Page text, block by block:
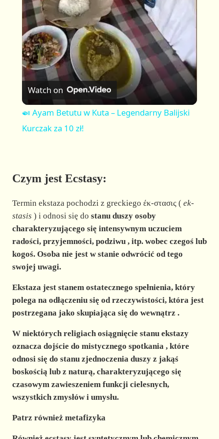
a
y
V
i
o
Watch on
🍛 Ayam Betutu w Kuta – Legendarny Balijski
Kurczak za 10 zł!
Czym jest Ecstasy:
Termin ekstaza pochodzi z greckiego έκ-στασις ( ek-
stasis ) i odnosi się do stanu duszy osoby
charakteryzującego się intensywnym uczuciem
radości, przyjemności, podziwu, itp. wobec czegoś lub
kogoś. Osoba nie jest w stanie odwrócić od tego
swojej uwagi.
Ekstaza jest stanem ostatecznego spełnienia, który
polega na odłączeniu się od rzeczywistości, która jest
postrzegana jako skupiająca się do wewnątrz.
W niektórych religiach osiągnięcie stanu ekstazy
oznacza dojście do mistycznego spotkania, które
odnosi się do stanu zjednoczenia duszy z jakąś
boskością lub z naturą, charakteryzującego się
czasowym zawieszeniem funkcji cielesnych,
wszystkich zmysłów i umysłu.
Patrz również metafizyka